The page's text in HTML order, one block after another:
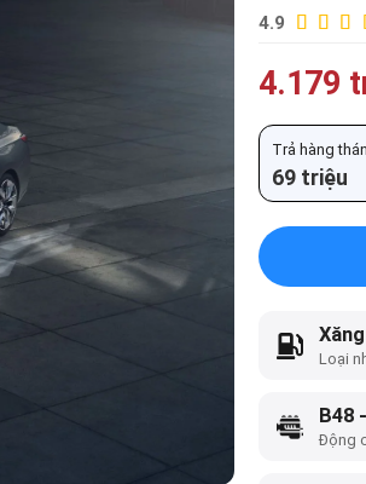
4.9
4.179
Trả hàng
69 triệu
Loại
Xăng
Động